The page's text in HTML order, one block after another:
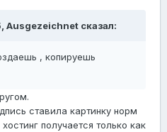
Ausgezeichnet сказал:
, копируешь
ставила картинку норм
получается только как